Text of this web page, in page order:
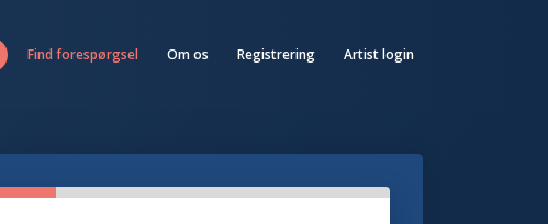
Find forespørgsel Om os Registrering Artist login